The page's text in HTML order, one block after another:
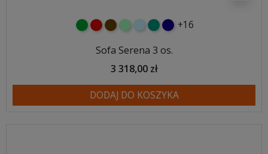
zielonyczerwony
czekoladowy
miętowybłękitnyturkusowy
granatowy
+16
Sofa Serena 3 os.
3 318,00 zł
DODAJ DO KOSZYKA